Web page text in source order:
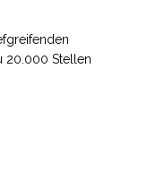
20.000 Stellen